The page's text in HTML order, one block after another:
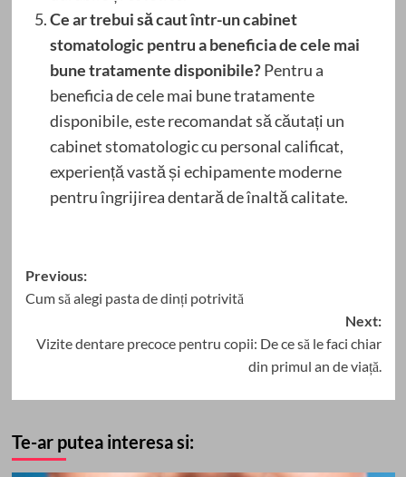
Ce ar trebui să caut într-un cabinet
stomatologic pentru a beneficia de cele mai
bune tratamente disponibile?Pentru a
beneficia de cele mai bune tratamente
disponibile, este recomandat să căutați un
cabinet stomatologic cu personal calificat,
experiență vastă și echipamente moderne
pentru îngrijirea dentară de înaltă calitate.
Post
navigation
Previous:
Cum să alegi pasta de dinți potrivită
Next:
Vizite dentare precoce pentru copii: De ce să le faci chiar
din primul an de viață.
Te-ar putea interesa si: